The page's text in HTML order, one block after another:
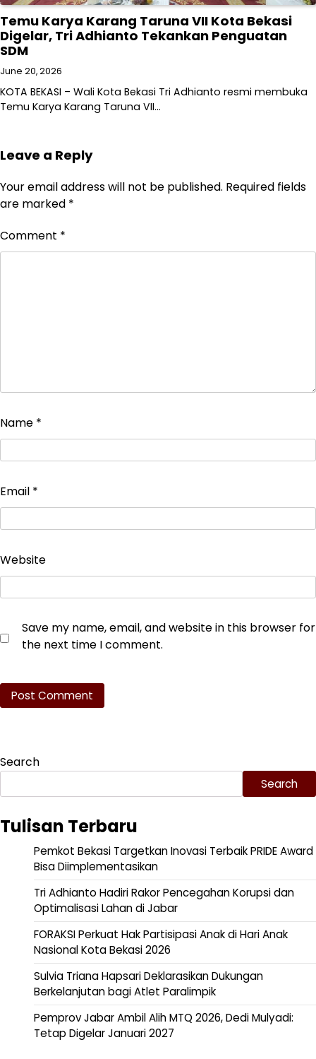
Temu Karya Karang Taruna VII Kota Bekasi
Digelar, Tri Adhianto Tekankan Penguatan
SDM
June 20, 2026
KOTA BEKASI – Wali Kota Bekasi Tri Adhianto resmi membuka
Temu Karya Karang Taruna VII…
Leave a Reply
Your email address will not be published. Required fields
are marked *
Comment *
Name *
Email *
Website
Save my name, email, and website in this browser for
the next time I comment.
Search
Search
Tulisan Terbaru
Pemkot Bekasi Targetkan Inovasi Terbaik PRIDE Award
Bisa Diimplementasikan
Tri Adhianto Hadiri Rakor Pencegahan Korupsi dan
Optimalisasi Lahan di Jabar
FORAKSI Perkuat Hak Partisipasi Anak di Hari Anak
Nasional Kota Bekasi 2026
Sulvia Triana Hapsari Deklarasikan Dukungan
Berkelanjutan bagi Atlet Paralimpik
Pemprov Jabar Ambil Alih MTQ 2026, Dedi Mulyadi:
Tetap Digelar Januari 2027